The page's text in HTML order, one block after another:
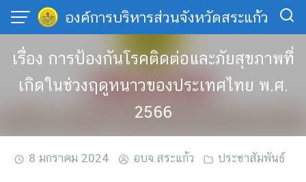
Skip
content
องค์การบริหารส่วนจังหวัดสระแก้ว
เรื่อง การป้องกันโรคติดต่อและภัยสุขภาพที่
เกิดในช่วงฤดูหนาวของประเทศไทย พ.ศ.
2566
8 มกราคม 2024 อบจ.สระแก้ว ประชาสัมพันธ์